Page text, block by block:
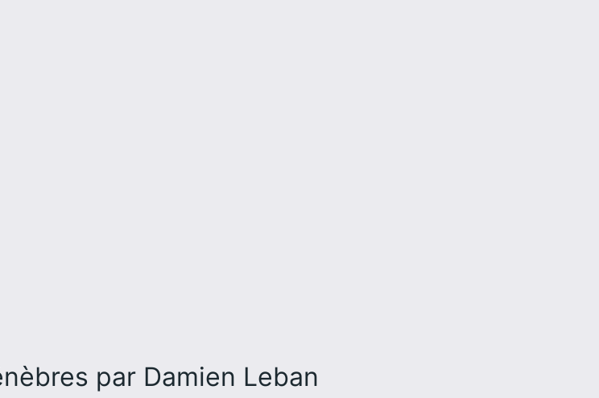
par Damien Leban